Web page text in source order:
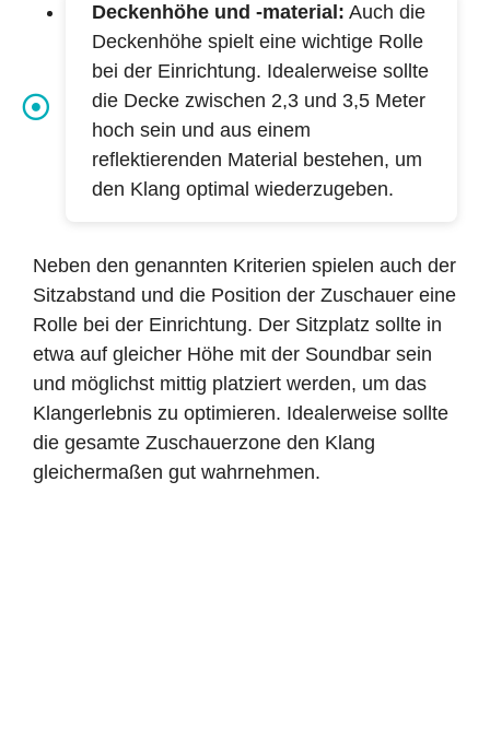
Deckenhöhe und -material: Auch die
Deckenhöhe spielt eine wichtige Rolle
bei der Einrichtung. Idealerweise sollte
die Decke zwischen 2,3 und 3,5 Meter
hoch sein und aus einem
reflektierenden Material bestehen, um
den Klang optimal wiederzugeben.
Neben den genannten Kriterien spielen auch der
Sitzabstand und die Position der Zuschauer eine
Rolle bei der Einrichtung. Der Sitzplatz sollte in
etwa auf gleicher Höhe mit der Soundbar sein
und möglichst mittig platziert werden, um das
Klangerlebnis zu optimieren. Idealerweise sollte
die gesamte Zuschauerzone den Klang
gleichermaßen gut wahrnehmen.